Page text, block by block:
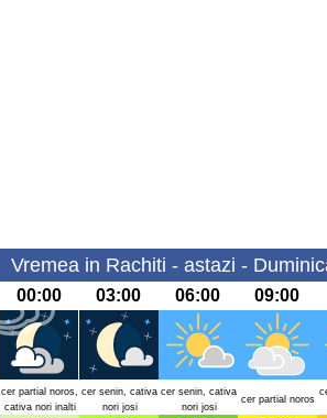
Vremea in Rachiti - astazi -
00:00 03:00 06:00 09:00
cer partial noros,
cativa nori inalti
cer senin, cativa
nori josi
cer senin, cativa
nori josi
cer partial noros